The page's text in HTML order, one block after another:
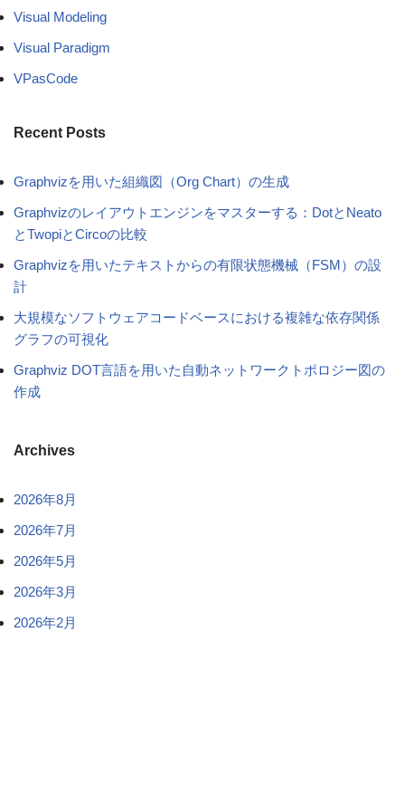
Visual Modeling
Visual Paradigm
VPasCode
Recent Posts
Graphvizを用いた組織図（Org Chart）の生成
Graphvizのレイアウトエンジンをマスターする：DotとNeato
とTwopiとCircoの比較
Graphvizを用いたテキストからの有限状態機械（FSM）の設
計
大規模なソフトウェアコードベースにおける複雑な依存関係
グラフの可視化
Graphviz DOT言語を用いた自動ネットワークトポロジー図の
作成
Archives
2026年8月
2026年7月
2026年5月
2026年3月
2026年2月